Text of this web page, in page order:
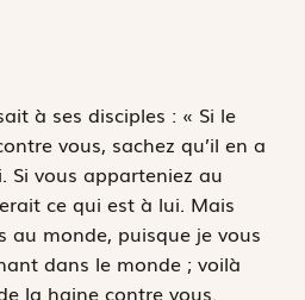
à ses disciples : « Si le
vous, sachez qu’il en a
Si vous apparteniez au
ce qui est à lui. Mais
au monde, puisque je vous
dans le monde ; voilà
la haine contre vous.